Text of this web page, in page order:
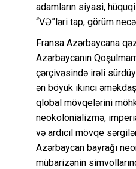
adamların siyasi,
“VƏ”ləri tap, görüm
Fransa Azərbaycana
Azərbaycanın
çərçivəsində irəli
ən böyük ikinci
qlobal mövqelərini
neokolonializmə,
və ardıcıl mövqe
Azərbaycan bayrağı
mübarizənin